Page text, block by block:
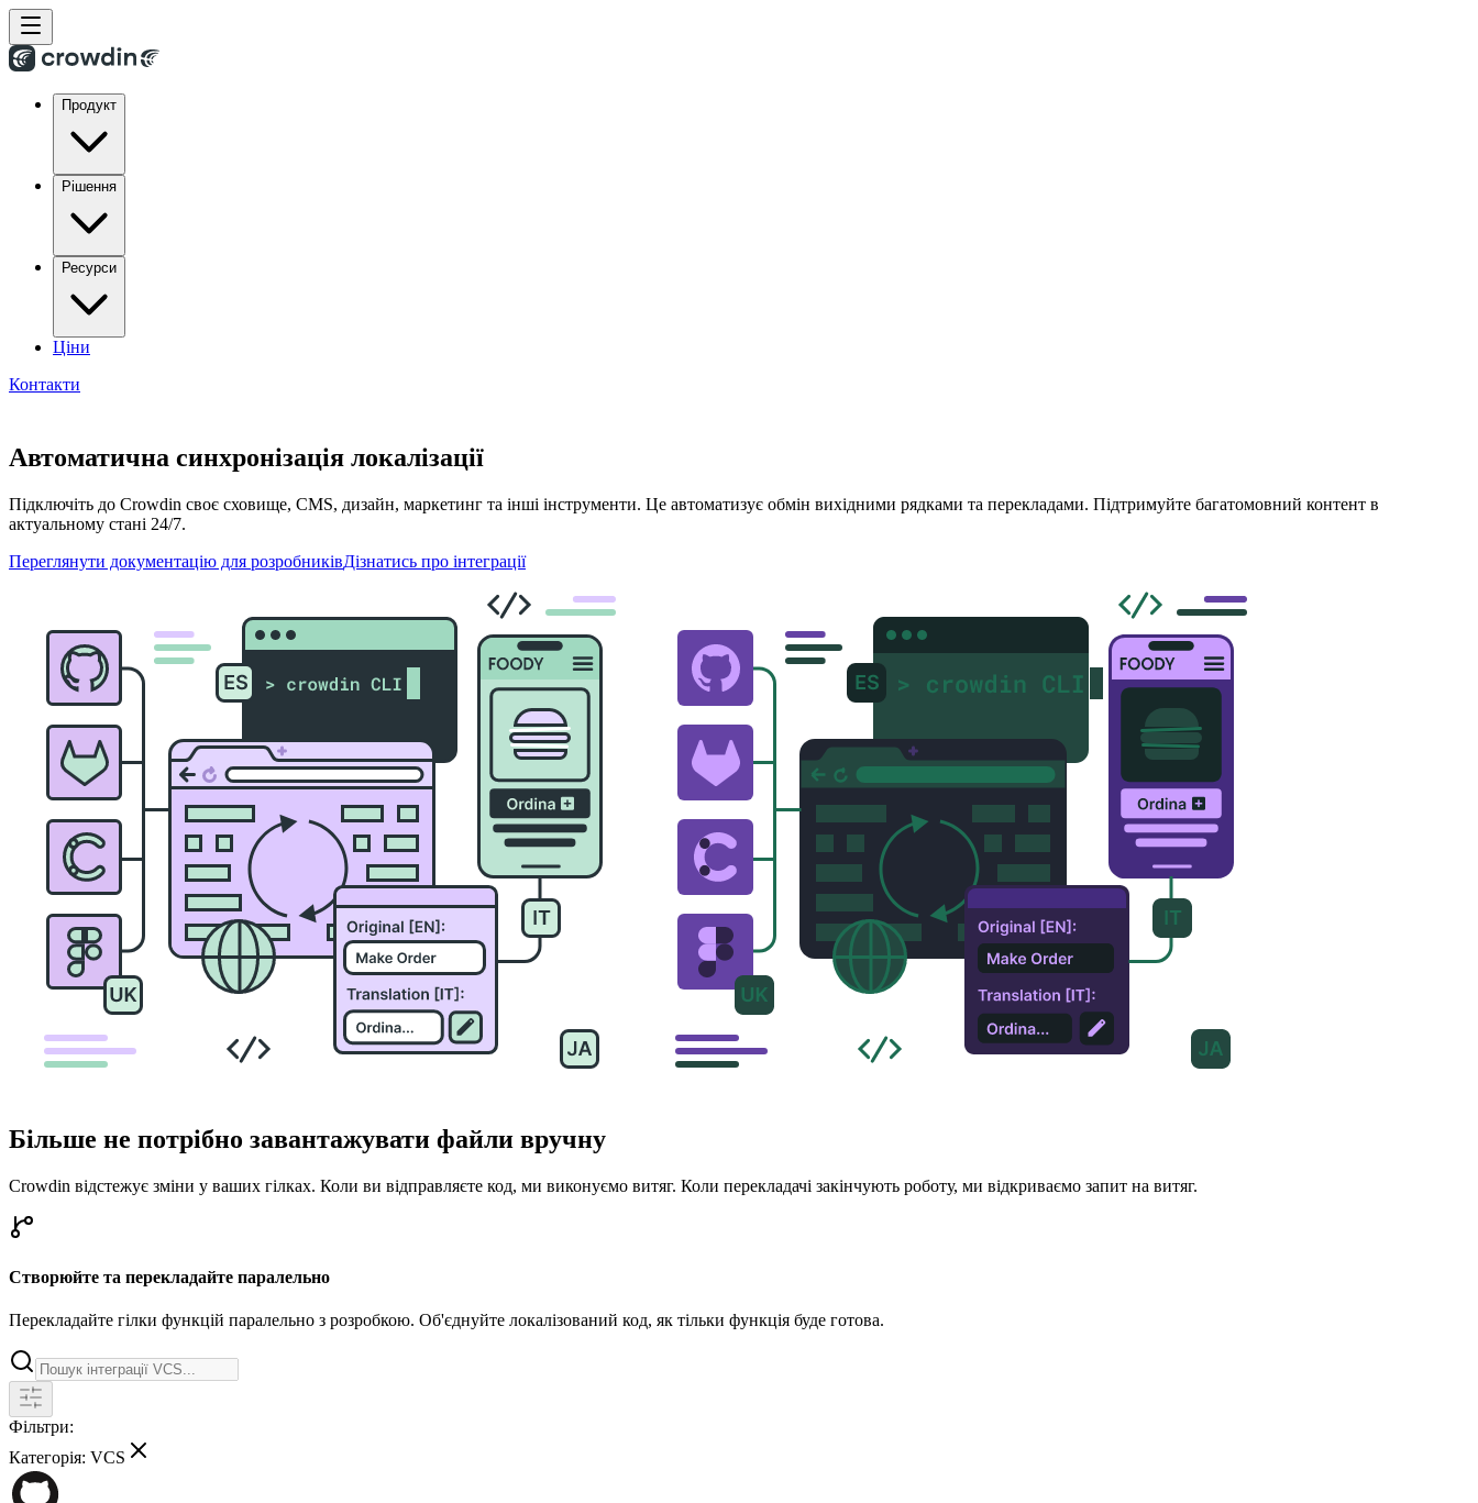
Продукт
Рішення
Ресурси
Ціни
Контакти
Автоматична синхронізація локалізації
Підключіть до Crowdin своє сховище, CMS, дизайн, маркетинг та інші інструменти. Це автоматизує обмін вихідними рядками та перекладами. Підтримуйте багатомовний контент в
актуальному стані 24/7.
Переглянути документацію для розробниківДізнатись про інтеграції
Більше не потрібно завантажувати файли вручну
Crowdin відстежує зміни у ваших гілках. Коли ви відправляєте код, ми виконуємо витяг. Коли перекладачі закінчують роботу, ми відкриваємо запит на витяг.
Створюйте та перекладайте паралельно
Перекладайте гілки функцій паралельно з розробкою. Об'єднуйте локалізований код, як тільки функція буде готова.
Фільтри:
Категорія: VCS